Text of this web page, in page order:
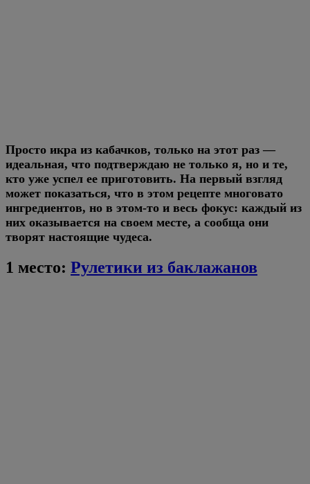
Просто икра из кабачков, только на этот раз —
идеальная, что подтверждаю не только я, но и те,
кто уже успел ее приготовить. На первый взгляд
может показаться, что в этом рецепте многовато
ингредиентов, но в этом-то и весь фокус: каждый из
них оказывается на своем месте, а сообща они
творят настоящие чудеса.
1 место: Рулетики из баклажанов